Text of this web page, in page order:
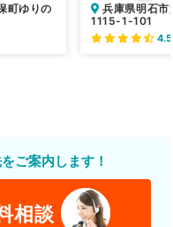
町ゆりの
兵庫県明石市
1115-1-101
4.5
ご案内します！
相談